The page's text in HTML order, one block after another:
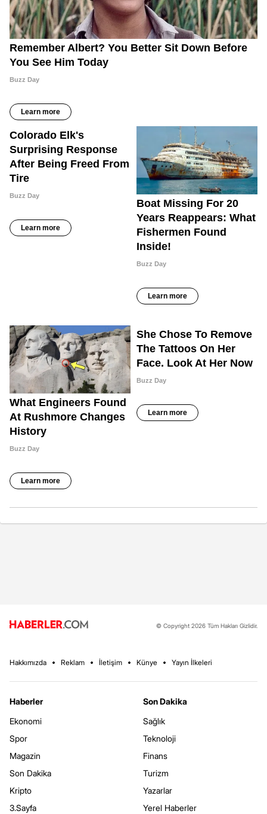
© Copyright 2026 Tüm Hakları Gizlidir.
Hakkımızda Reklam İletişim Künye Yayın İlkeleri
Haberler
Ekonomi
Spor
Magazin
Son Dakika
Kripto
3.Sayfa
Son Dakika
Sağlık
Teknoloji
Finans
Turizm
Yazarlar
Yerel Haberler